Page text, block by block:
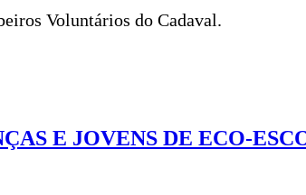
Voluntários do Cadaval.
E JOVENS DE ECO-